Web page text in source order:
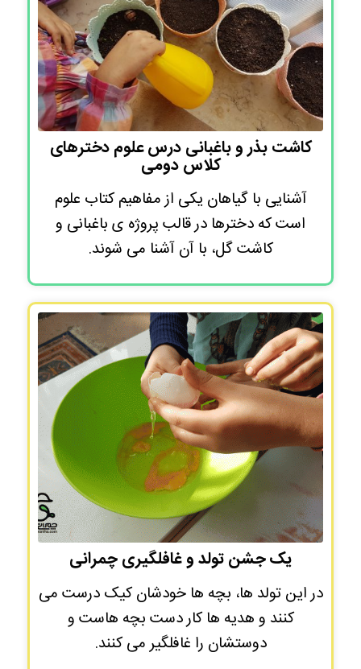
کاشت بذر و باغبانی درس علوم دخترهای
کلاس دومی
آشنایی با گیاهان یکی از مفاهیم کتاب علوم
است که دخترها در قالب پروژه ی باغبانی و
کاشت گل، با آن آشنا می شوند.
یک جشن تولد و غافلگیری چمرانی
در این تولد ها، بچه ها خودشان کیک درست می
کنند و هدیه ها کار دست بچه هاست و
دوستشان را غافلگیر می کنند.